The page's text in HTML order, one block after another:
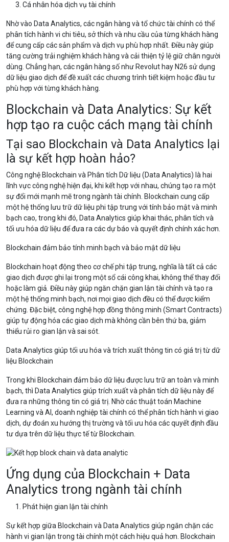
Cá nhân hóa dịch vụ tài chính
Nhờ vào Data Analytics, các ngân hàng và tổ chức tài chính có thể
phân tích hành vi chi tiêu, sở thích và nhu cầu của từng khách hàng
để cung cấp các sản phẩm và dịch vụ phù hợp nhất. Điều này giúp
tăng cường trải nghiệm khách hàng và cải thiện tỷ lệ giữ chân người
dùng. Chẳng hạn, các ngân hàng số như Revolut hay N26 sử dụng
dữ liệu giao dịch để đề xuất các chương trình tiết kiệm hoặc đầu tư
phù hợp với từng khách hàng.
Blockchain và Data Analytics: Sự kết
hợp tạo ra cuộc cách mạng tài chính
Tại sao Blockchain và Data Analytics lại
là sự kết hợp hoàn hảo?
Công nghệ Blockchain và Phân tích Dữ liệu (Data Analytics) là hai
lĩnh vực công nghệ hiện đại, khi kết hợp với nhau, chúng tạo ra một
sự đổi mới mạnh mẽ trong ngành tài chính. Blockchain cung cấp
một hệ thống lưu trữ dữ liệu phi tập trung với tính bảo mật và minh
bạch cao, trong khi đó, Data Analytics giúp khai thác, phân tích và
tối ưu hóa dữ liệu để đưa ra các dự báo và quyết định chính xác hơn.
Blockchain đảm bảo tính minh bạch và bảo mật dữ liệu
Blockchain hoạt động theo cơ chế phi tập trung, nghĩa là tất cả các
giao dịch được ghi lại trong một sổ cái công khai, không thể thay đổi
hoặc làm giả. Điều này giúp ngăn chặn gian lận tài chính và tạo ra
một hệ thống minh bạch, nơi mọi giao dịch đều có thể được kiểm
chứng. Đặc biệt, công nghệ hợp đồng thông minh (Smart Contracts)
giúp tự động hóa các giao dịch mà không cần bên thứ ba, giảm
thiểu rủi ro gian lận và sai sót.
Data Analytics giúp tối ưu hóa và trích xuất thông tin có giá trị từ dữ
liệu Blockchain
Trong khi Blockchain đảm bảo dữ liệu được lưu trữ an toàn và minh
bạch, thì Data Analytics giúp trích xuất và phân tích dữ liệu này để
đưa ra những thông tin có giá trị. Nhờ các thuật toán Machine
Learning và AI, doanh nghiệp tài chính có thể phân tích hành vi giao
dịch, dự đoán xu hướng thị trường và tối ưu hóa các quyết định đầu
tư dựa trên dữ liệu thực tế từ Blockchain.
Ứng dụng của Blockchain + Data
Analytics trong ngành tài chính
Phát hiện gian lận tài chính
Sự kết hợp giữa Blockchain và Data Analytics giúp ngăn chặn các
hành vi gian lận trong tài chính một cách hiệu quả hơn. Blockchain